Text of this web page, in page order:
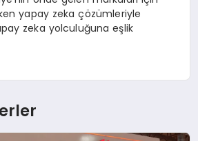
yapay zeka çözümleriyle
zeka yolculuğuna eşlik